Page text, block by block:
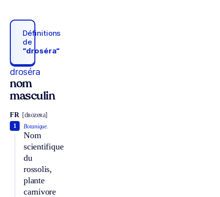
Définitions
de
“droséra“
droséra
nom
masculin
FR [dʀozeʀa]
Botanique.
Nom
scientifique
du
rossolis,
plante
carnivore
1